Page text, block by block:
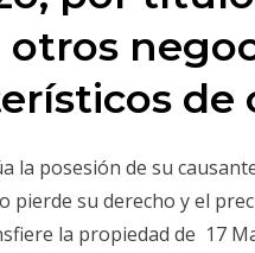
de
la posesión de su
pierde su derecho y el
la propiedad de 17